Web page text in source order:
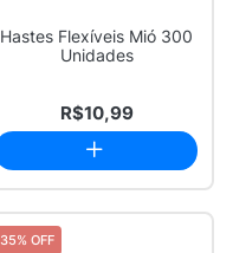
Hastes Flexíveis Mió 300
Unidades
R$10,99
35% OFF